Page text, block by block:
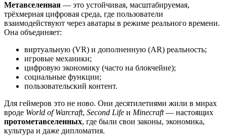
Метавселенная — это устойчивая, масштабируемая,
трёхмерная цифровая среда, где пользователи
взаимодействуют через аватары в режиме реального времени.
Она объединяет:
виртуальную (VR) и дополненную (AR) реальность;
игровые механики;
цифровую экономику (часто на блокчейне);
социальные функции;
пользовательский контент.
Для геймеров это не ново. Они десятилетиями жили в мирах
вроде World of Warcraft, Second Life и Minecraft— настоящих
протометавселенных, где были свои законы, экономика,
культура и даже дипломатия.